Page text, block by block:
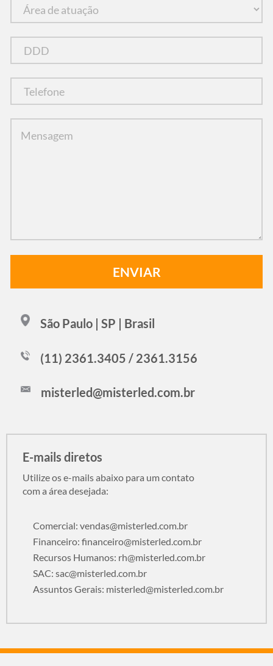
São Paulo | SP | Brasil
(11) 2361.3405 / 2361.3156
misterled@misterled.com.br
E-mails diretos
Utilize os e-mails abaixo para um contato
com a área desejada:
Comercial: vendas@misterled.com.br
Financeiro: financeiro@misterled.com.br
Recursos Humanos: rh@misterled.com.br
SAC: sac@misterled.com.br
Assuntos Gerais: misterled@misterled.com.br